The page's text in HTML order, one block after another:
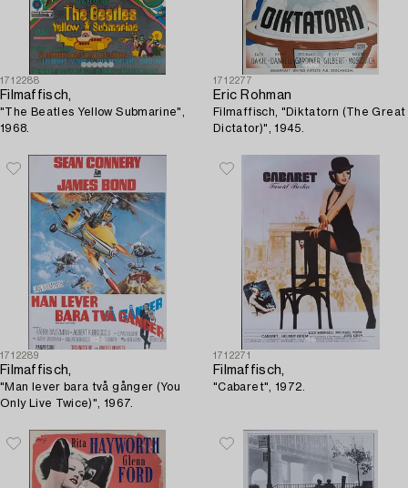
1712288
Filmaffisch,
"The Beatles Yellow Submarine",
1968.
1712277
Eric Rohman
Filmaffisch, "Diktatorn (The Great
Dictator)", 1945.
1712289
Filmaffisch,
"Man lever bara två gånger (You
Only Live Twice)", 1967.
1712271
Filmaffisch,
"Cabaret", 1972.